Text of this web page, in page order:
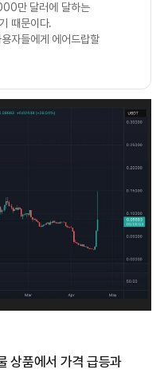
만 달러에 달하는
때문이다.
자들에게 에어드랍할
상품에서 가격 급등과